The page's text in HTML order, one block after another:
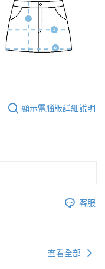
顯示電腦版詳細說明
客服
查看全部